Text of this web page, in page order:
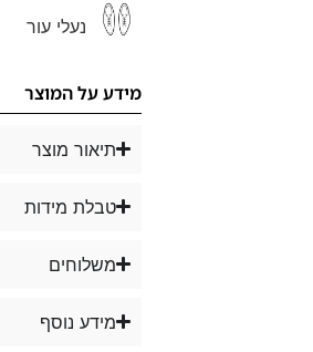
נעלי עור
מידע על המוצר
תיאור מוצר
טבלת מידות
משלוחים
מידע נוסף